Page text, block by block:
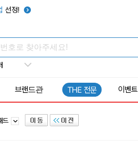
선정!
브랜드관 THE 전문 이벤트
드